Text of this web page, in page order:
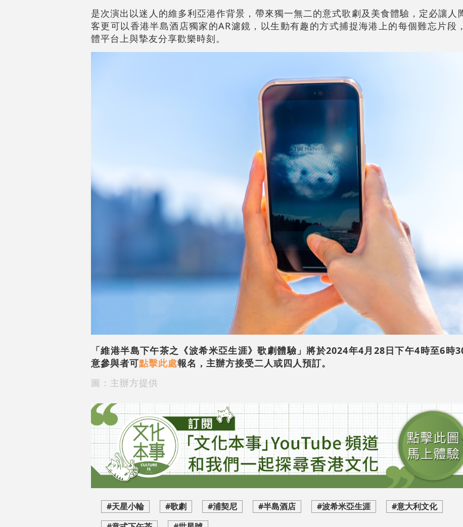
是次演出以迷人的維多利亞港作背景，帶來獨一無二的意式歌劇及美食體驗，定必讓人
客更可以香港半島酒店獨家的AR濾鏡，以生動有趣的方式捕捉海港上的每個難忘片段
體平台上與摯友分享歡樂時刻。
「維港半島下午茶之《波希米亞生涯》歌劇體驗」將於2024年4月28日下午4時至6時
意參與者可點擊此處報名，主辦方接受二人或四人預訂。
圖：主辦方提供
#天星小輪 #歌劇 #浦契尼 #半島酒店 #波希米亞生涯
#意大利文化